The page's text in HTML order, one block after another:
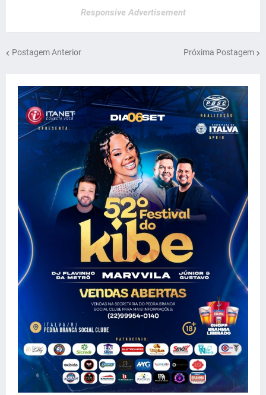
Responsive Advertisement
Postagem Anterior Próxima Postagem